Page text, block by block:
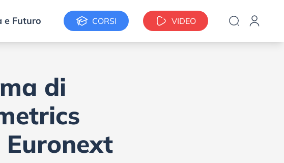
e Futuro CORSI VIDEO
di
Euronext